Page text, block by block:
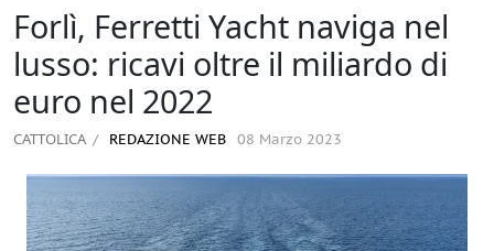
Forlì, Ferretti Yacht naviga nel
lusso: ricavi oltre il miliardo di
euro nel 2022
CATTOLICA REDAZIONE WEB 08 Marzo 2023